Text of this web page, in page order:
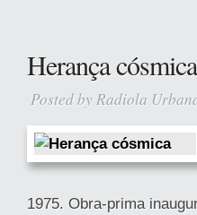
Herança cósmica
Posted by Radiola
1975. Obra-prima